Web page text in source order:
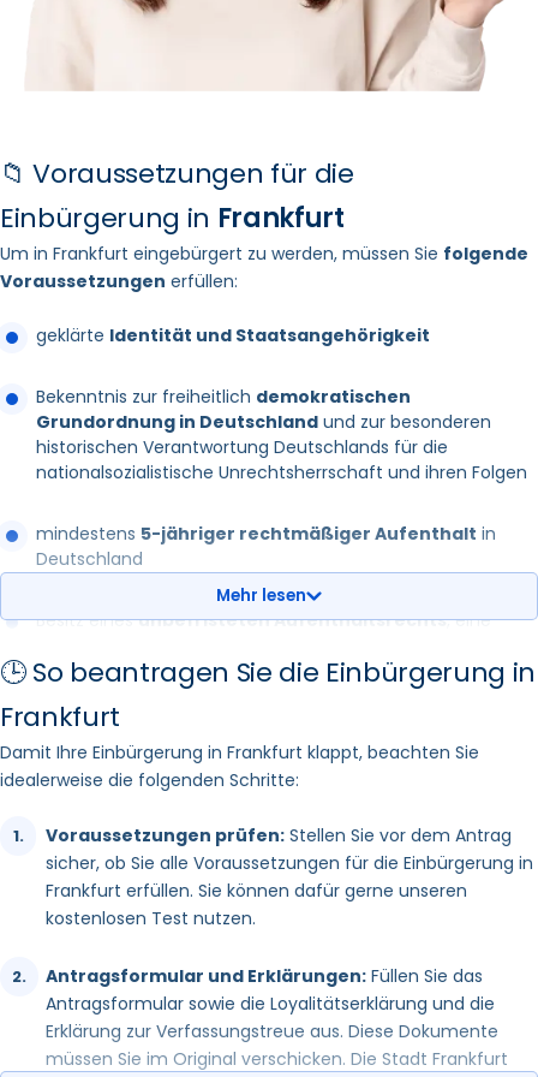
📁 Voraussetzungen für die
Einbürgerung in Frankfurt
Um in Frankfurt eingebürgert zu werden, müssen Sie folgende
Voraussetzungen erfüllen:
geklärte Identität und Staatsangehörigkeit
Bekenntnis zur freiheitlich demokratischen
Grundordnung in Deutschland und zur besonderen
historischen Verantwortung Deutschlands für die
nationalsozialistische Unrechtsherrschaft und ihren Folgen
mindestens 5-jähriger rechtmäßiger Aufenthalt in
Deutschland
Besitz einesunbefristeten Aufenthaltsrechts, eine
§§ 16a, 16b, 16d, 16e, 16f, 17, 18f, 19, 19b, 19e, 20, 22, 23a, 24, 25
Absatz 3 bis 5 und § 104c des Aufenthaltsgesetzes
aufgeführten Aufenthaltszwecke
ausreichendeDeutschkenntnisse auf B1-Niveau
keine Verurteilungenim Bundeszentralregister
gesicherter Lebensunterhalt(in der Regel ohne Bezug
von öffentlichen Leistungen wie Bürgergeld und
Kenntnisse über die Rechts- und
Gesellschaftsordnungsowie die Lebensverhältnisse in
Deutschland (z. B. durch einen Einbürgerungstest belegt)
Mehr lesen
🕒 So beantragen Sie die Einbürgerung in
Frankfurt
Damit Ihre Einbürgerung in Frankfurt klappt, beachten Sie
idealerweise die folgenden Schritte:
Voraussetzungen prüfen: Stellen Sie vor dem Antrag
sicher, ob Sie alle Voraussetzungen für die Einbürgerung in
Frankfurt erfüllen. Sie können dafür gerne unseren
kostenlosen Test nutzen.
Antragsformular und Erklärungen: Füllen Sie das
Antragsformular sowie die Loyalitätserklärung und die
Erklärung zur Verfassungstreue aus. Diese Dokumente
müssen Sie im Original verschicken. Die Stadt Frankfurt